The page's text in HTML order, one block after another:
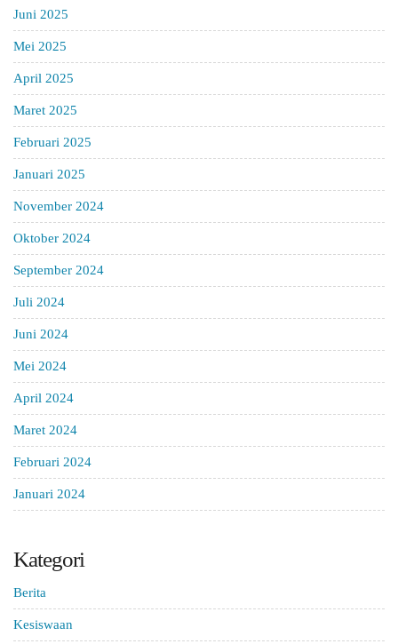
Juni 2025
Mei 2025
April 2025
Maret 2025
Februari 2025
Januari 2025
November 2024
Oktober 2024
September 2024
Juli 2024
Juni 2024
Mei 2024
April 2024
Maret 2024
Februari 2024
Januari 2024
Kategori
Berita
Kesiswaan